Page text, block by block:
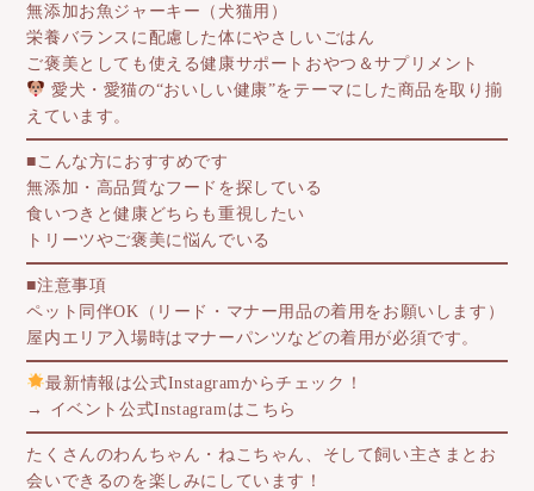
無添加お魚ジャーキー（犬猫用）
栄養バランスに配慮した体にやさしいごはん
ご褒美としても使える健康サポートおやつ＆サプリメント
愛犬・愛猫の“おいしい健康”をテーマにした商品を取り揃
えています。
■こんな方におすすめです
無添加・高品質なフードを探している
食いつきと健康どちらも重視したい
トリーツやご褒美に悩んでいる
■注意事項
ペット同伴OK（リード・マナー用品の着用をお願いします）
屋内エリア入場時はマナーパンツなどの着用が必須です。
最新情報は公式Instagramからチェック！
→ イベント公式Instagramはこちら
たくさんのわんちゃん・ねこちゃん、そして飼い主さまとお
会いできるのを楽しみにしています！